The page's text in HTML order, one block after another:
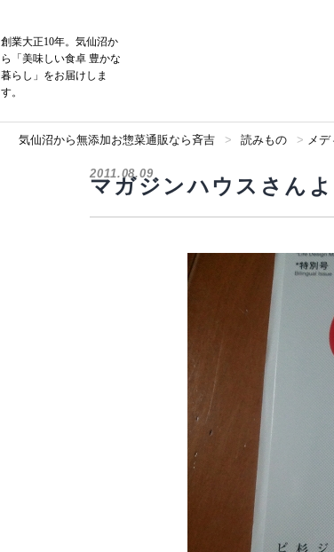
創業大正10年。気仙沼か
ら「美味しい食卓 豊かな
暮らし」をお届けしま
す。
気仙沼から無添加お惣菜通販なら斉吉 > 読みもの > メデ
2011.08.09
マガジンハウスさんよ